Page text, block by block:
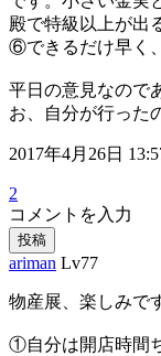
殿で特級以上が出
⑥できるだけ早く
平日の意見なので
お、自分が行った
2017年4月26日
2
コメントを入力
投稿
ariman Lv77
物産展、楽しみで
①自分は開店時間